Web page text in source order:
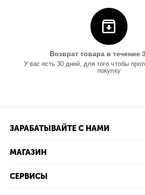
Возврат товара в течение
У вас есть 30 дней, для того чтобы
покупку
ЗАРАБАТЫВАЙТЕ С НАМИ
МАГАЗИН
СЕРВИСЫ